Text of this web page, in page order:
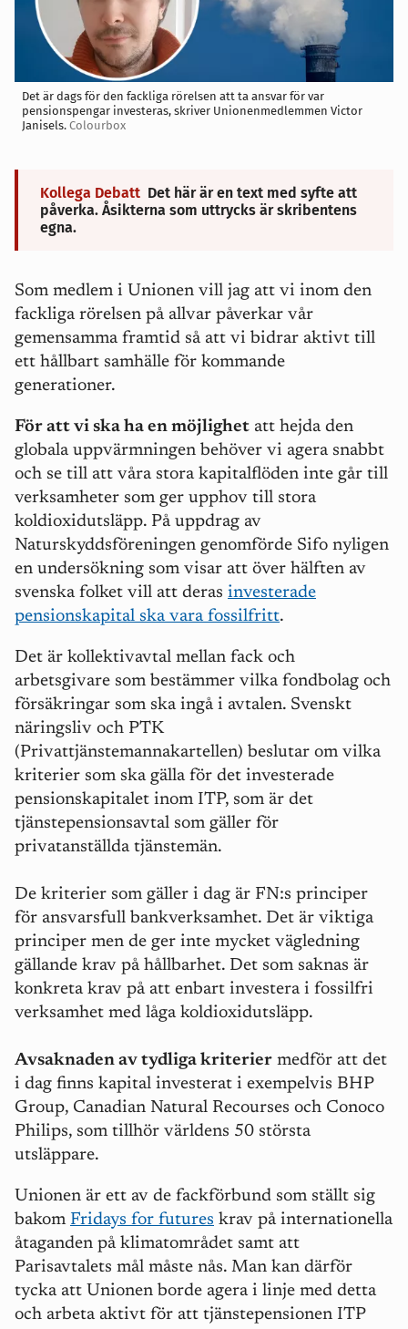
Det är dags för den fackliga rörelsen att ta ansvar för var
pensionspengar investeras, skriver Unionenmedlemmen Victor
Janisels. Colourbox
Kollega Debatt Det här är en text med syfte att
påverka. Åsikterna som uttrycks är skribentens
egna.
Som medlem i Unionen vill jag att vi inom den
fackliga rörelsen på allvar påverkar vår
gemensamma framtid så att vi bidrar aktivt till
ett hållbart samhälle för kommande
generationer.
För att vi ska ha en möjlighet att hejda den
globala uppvärmningen behöver vi agera snabbt
och se till att våra stora kapitalflöden inte går till
verksamheter som ger upphov till stora
koldioxidutsläpp. På uppdrag av
Naturskyddsföreningen genomförde Sifo nyligen
en undersökning som visar att över hälften av
svenska folket vill att deras investerade
pensionskapital ska vara fossilfritt.
Det är kollektivavtal mellan fack och
arbetsgivare som bestämmer vilka fondbolag och
försäkringar som ska ingå i avtalen. Svenskt
näringsliv och PTK
(Privattjänstemannakartellen) beslutar om vilka
kriterier som ska gälla för det investerade
pensionskapitalet inom ITP, som är det
tjänstepensionsavtal som gäller för
privatanställda tjänstemän.
De kriterier som gäller i dag är FN:s principer
för ansvarsfull bankverksamhet. Det är viktiga
principer men de ger inte mycket vägledning
gällande krav på hållbarhet. Det som saknas är
konkreta krav på att enbart investera i fossilfri
verksamhet med låga koldioxidutsläpp.
Avsaknaden av tydliga kriterier medför att det
i dag finns kapital investerat i exempelvis BHP
Group, Canadian Natural Recourses och Conoco
Philips, som tillhör världens 50 största
utsläppare.
Unionen är ett av de fackförbund som ställt sig
bakom Fridays for futures krav på internationella
åtaganden på klimatområdet samt att
Parisavtalets mål måste nås. Man kan därför
tycka att Unionen borde agera i linje med detta
och arbeta aktivt för att tjänstepensionen ITP